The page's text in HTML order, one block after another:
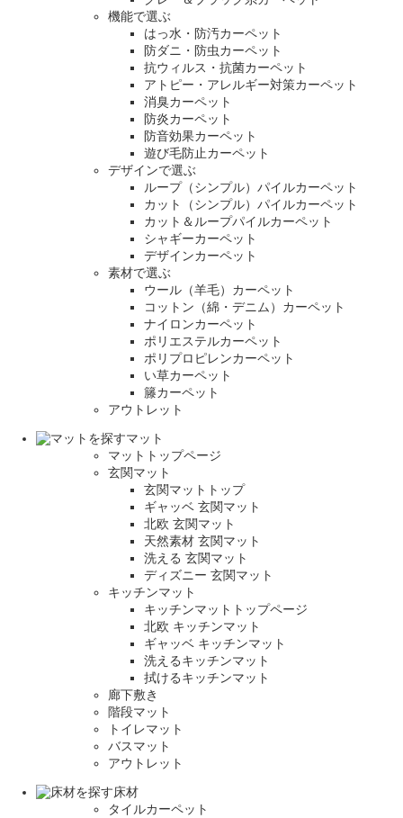
機能で選ぶ
はっ水・防汚カーペット
防ダニ・防虫カーペット
抗ウィルス・抗菌カーペット
アトピー・アレルギー対策カーペット
消臭カーペット
防炎カーペット
防音効果カーペット
遊び毛防止カーペット
デザインで選ぶ
ループ（シンプル）パイルカーペット
カット（シンプル）パイルカーペット
カット＆ループパイルカーペット
シャギーカーペット
デザインカーペット
素材で選ぶ
ウール（羊毛）カーペット
コットン（綿・デニム）カーペット
ナイロンカーペット
ポリエステルカーペット
ポリプロピレンカーペット
い草カーペット
籐カーペット
アウトレット
マット
マットトップページ
玄関マット
玄関マットトップ
ギャッベ 玄関マット
北欧 玄関マット
天然素材 玄関マット
洗える 玄関マット
ディズニー 玄関マット
キッチンマット
キッチンマットトップページ
北欧 キッチンマット
ギャッベ キッチンマット
洗えるキッチンマット
拭けるキッチンマット
廊下敷き
階段マット
トイレマット
バスマット
アウトレット
床材
タイルカーペット